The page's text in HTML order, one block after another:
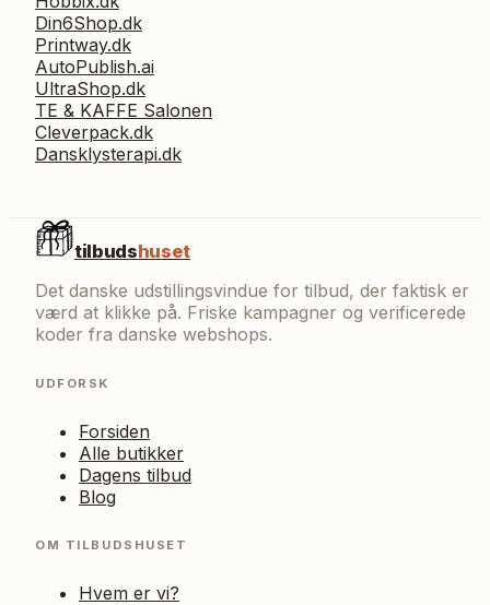
Din6Shop.dk
Printway.dk
AutoPublish.ai
UltraShop.dk
TE & KAFFE Salonen
Cleverpack.dk
Dansklysterapi.dk
tilbudshuset
Det danske udstillingsvindue for tilbud, der faktisk er
værd at klikke på. Friske kampagner og verificerede
koder fra danske webshops.
UDFORSK
Forsiden
Alle butikker
Dagens tilbud
Blog
OM TILBUDSHUSET
Hvem er vi?